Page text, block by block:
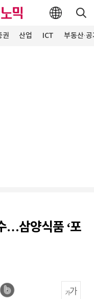
권 산업 ICT 부동산·
…삼양식품 ‘포